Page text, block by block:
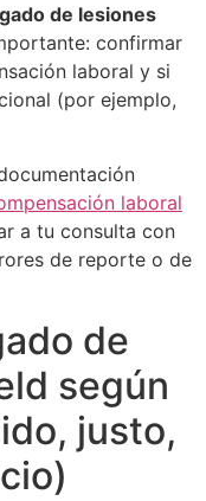
de lesiones
confirmar
laboral y si
(por ejemplo,
laboral
a tu consulta con
de reporte o de
de
según
justo,